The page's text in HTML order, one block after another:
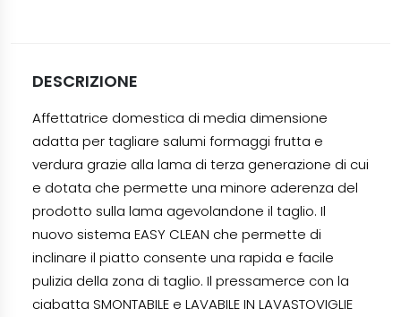
DESCRIZIONE
Affettatrice domestica di media dimensione
adatta per tagliare salumi formaggi frutta e
verdura grazie alla lama di terza generazione di cui
e dotata che permette una minore aderenza del
prodotto sulla lama agevolandone il taglio. Il
nuovo sistema EASY CLEAN che permette di
inclinare il piatto consente una rapida e facile
pulizia della zona di taglio. Il pressamerce con la
ciabatta SMONTABILE e LAVABILE IN LAVASTOVIGLIE